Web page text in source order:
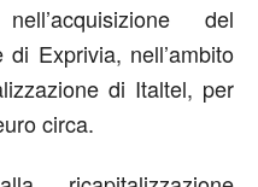
del
Exprivia, nell’ambito
di Italtel, per
circa.